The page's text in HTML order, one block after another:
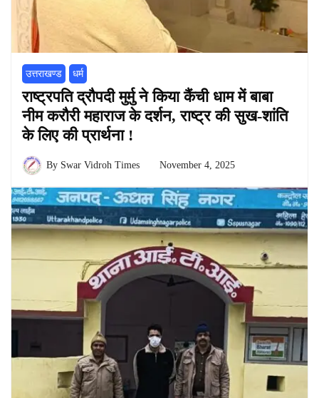
उत्तराखण्ड धर्म
राष्ट्रपति द्रौपदी मुर्मु ने किया कैंची धाम में बाबा
नीम करौरी महाराज के दर्शन, राष्ट्र की सुख-शांति
के लिए की प्रार्थना !
By Swar Vidroh Times November 4, 2025